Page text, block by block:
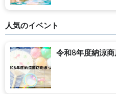
人気のイベント
令和8年度納涼商